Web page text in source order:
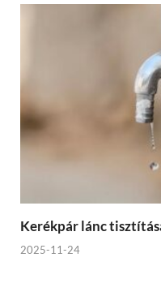
Kerékpár lánc
2025-11-24